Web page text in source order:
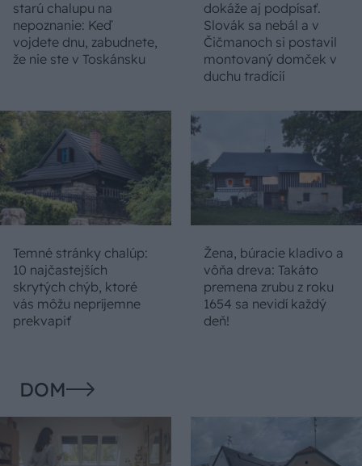
starú chalupu na
nepoznanie: Keď
vojdete dnu, zabudnete,
že nie ste v Toskánsku
dokáže aj podpísať.
Slovák sa nebál a v
Čičmanoch si postavil
montovaný domček v
duchu tradícií
Temné stránky chalúp:
10 najčastejších
skrytých chýb, ktoré
vás môžu nepríjemne
prekvapiť
Žena, búracie kladivo a
vôňa dreva: Takáto
premena zrubu z roku
1654 sa nevidí každý
deň!
DOM